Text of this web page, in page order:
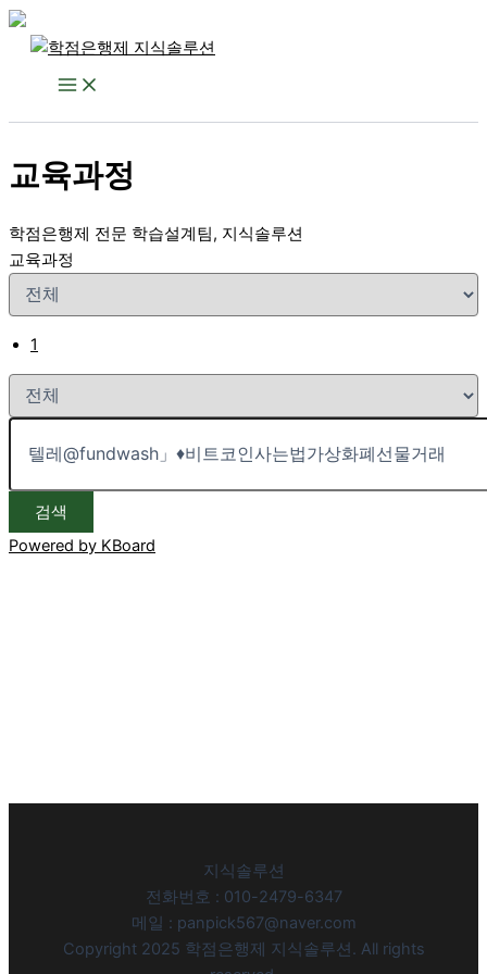
로
너
기
교육과정
학점은행제 전문 학습설계팀, 지식솔루션
교육과정
1
검색
Powered by KBoard
지식솔루션
전화번호 : 010-2479-6347
메일 : panpick567@naver.com
Copyright 2025 학점은행제 지식솔루션. All rights